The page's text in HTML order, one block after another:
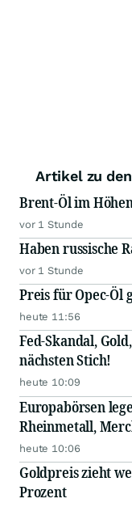
Artikel zu
Brent-Öl im
vor 1 Stunde
Haben russische
vor 1 Stunde
Preis für Opec-Öl
heute 11:56
Fed-Skandal,
nächsten Stich!
heute 10:09
Europabörsen
Rheinmetall,
heute 10:06
Goldpreis zieht
Prozent